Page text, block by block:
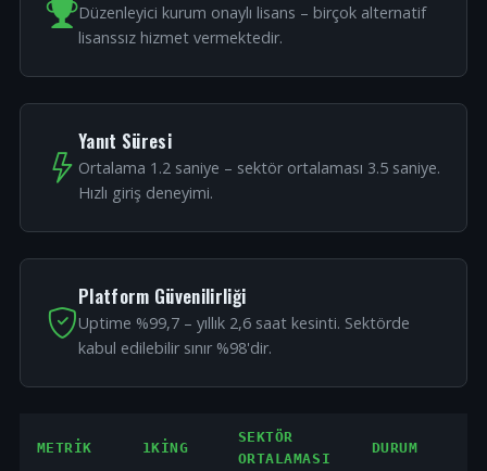
Düzenleyici kurum onaylı lisans – birçok alternatif
lisanssız hizmet vermektedir.
Yanıt Süresi
Ortalama 1.2 saniye – sektör ortalaması 3.5 saniye.
Hızlı giriş deneyimi.
Platform Güvenilirliği
Uptime %99,7 – yıllık 2,6 saat kesinti. Sektörde
kabul edilebilir sınır %98'dir.
METRIK 1KING
SEKTÖR
ORTALAMASI
DURUM